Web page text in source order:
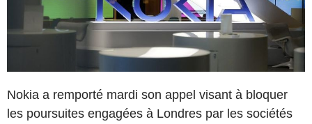
Nokia a remporté mardi son appel visant à bloquer
les poursuites engagées à Londres par les sociétés